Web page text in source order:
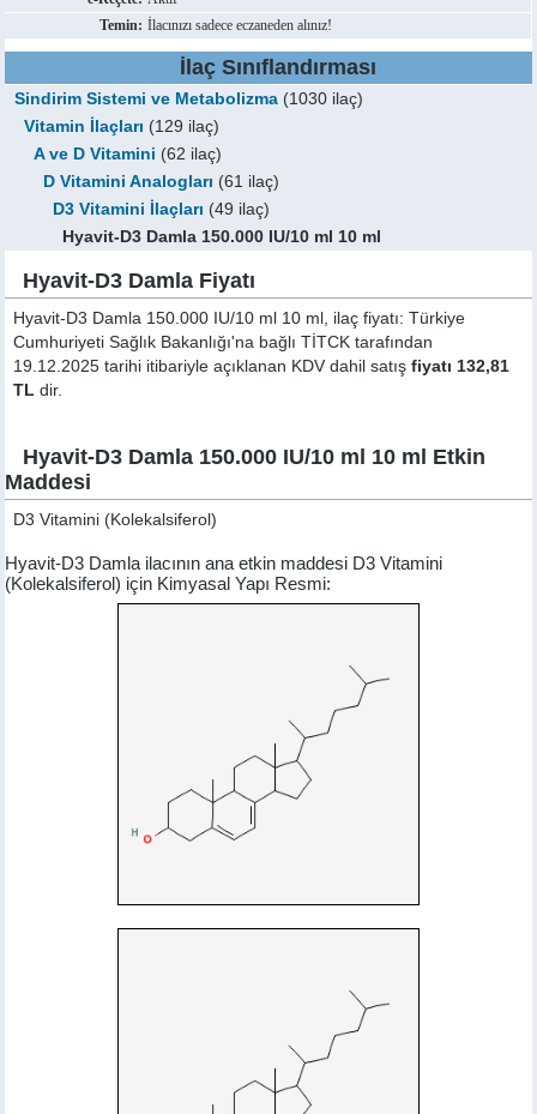
Temin: İlacınızı sadece eczaneden alınız!
İlaç Sınıflandırması
Sindirim Sistemi ve Metabolizma (1030 ilaç)
Vitamin İlaçları (129 ilaç)
A ve D Vitamini (62 ilaç)
D Vitamini Analogları (61 ilaç)
D3 Vitamini İlaçları (49 ilaç)
Hyavit-D3 Damla 150.000 IU/10 ml 10 ml
Hyavit-D3 Damla Fiyatı
Hyavit-D3 Damla 150.000 IU/10 ml 10 ml, ilaç fiyatı: Türkiye
Cumhuriyeti Sağlık Bakanlığı'na bağlı TİTCK tarafından
19.12.2025 tarihi itibariyle açıklanan KDV dahil satışfiyatı 132,81
TL dir.
Hyavit-D3 Damla 150.000 IU/10 ml 10 ml Etkin
Maddesi
D3 Vitamini (Kolekalsiferol)
Hyavit-D3 Damla ilacının ana etkin maddesi D3 Vitamini
(Kolekalsiferol) için Kimyasal Yapı Resmi: